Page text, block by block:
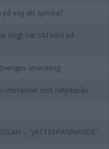
väg att spricka?
högt när SM körs på
utveckling
chefandet mot rallydepån
– "JÄTTESPÄNNANDE"